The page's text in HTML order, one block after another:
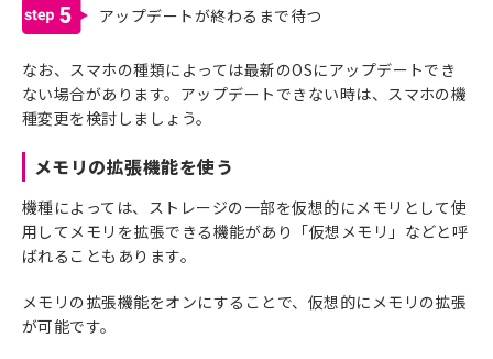
5 アップデートが終わるまで待つ
なお、スマホの種類によっては最新のOSにアップデートでき
ない場合があります。アップデートできない時は、スマホの機
種変更を検討しましょう。
メモリの拡張機能を使う
機種によっては、ストレージの一部を仮想的にメモリとして使
用してメモリを拡張できる機能があり「仮想メモリ」などと呼
ばれることもあります。
メモリの拡張機能をオンにすることで、仮想的にメモリの拡張
が可能です。